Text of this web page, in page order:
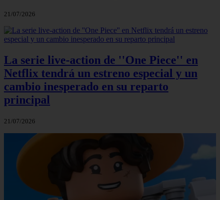
21/07/2026
La serie live-action de ''One Piece'' en
Netflix tendrá un estreno especial y un
cambio inesperado en su reparto
principal
21/07/2026